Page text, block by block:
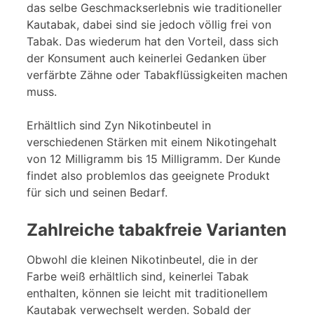
das selbe Geschmackserlebnis wie traditioneller
Kautabak, dabei sind sie jedoch völlig frei von
Tabak. Das wiederum hat den Vorteil, dass sich
der Konsument auch keinerlei Gedanken über
verfärbte Zähne oder Tabakflüssigkeiten machen
muss.
Erhältlich sind Zyn Nikotinbeutel in
verschiedenen Stärken mit einem Nikotingehalt
von 12 Milligramm bis 15 Milligramm. Der Kunde
findet also problemlos das geeignete Produkt
für sich und seinen Bedarf.
Zahlreiche tabakfreie Varianten
Obwohl die kleinen Nikotinbeutel, die in der
Farbe weiß erhältlich sind, keinerlei Tabak
enthalten, können sie leicht mit traditionellem
Kautabak verwechselt werden. Sobald der